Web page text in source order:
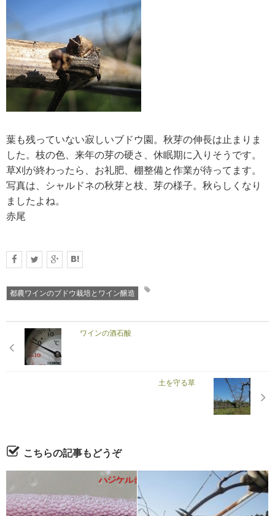
葉も残っていない寂しいブドウ園。秋芽の伸長は止まりま
した。枝の色、来年の芽の硬さ、休眠期に入りそうです。
草刈が終わったら、お礼肥、棚整備と作業が待ってます。
写真は、シャルドネの秋芽と枝、芽の様子。秋らしくなり
ましたよね。
赤尾
都農ワインのブドウ栽培とワイン醸造
ワインの酒石酸
土を守る草
こちらの記事もどうぞ